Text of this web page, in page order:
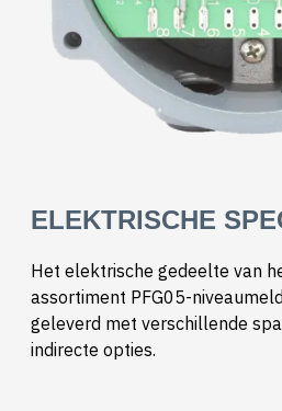
ELEKTRISCHE
Het elektrische gedeelte van
assortiment PFG05-
geleverd met verschillende
indirecte opties.